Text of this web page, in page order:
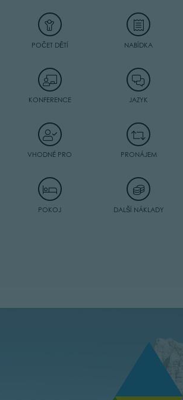
POČET DĚTÍ NABÍDKA
KONFERENCE JAZYK
VHODNÉ PRO PRONÁJEM
POKOJ DALŠÍ NÁKLADY